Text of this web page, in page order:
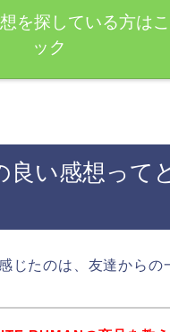
を探している方は
ック
良い感想って
たのは、友達からの